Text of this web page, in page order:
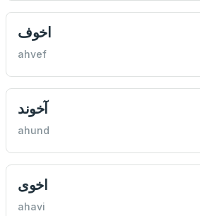
اخوف
ahvef
آخوند
ahund
اخوی
ahavi